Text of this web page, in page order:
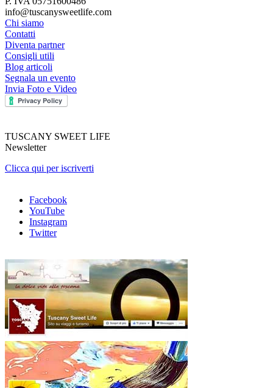
info@tuscanysweetlife.com
Chi siamo
Contatti
Diventa partner
Consigli utili
Blog articoli
Segnala un evento
Invia Foto e Video
TUSCANY SWEET LIFE
Newsletter
Clicca qui per iscriverti
Facebook
YouTube
Instagram
Twitter